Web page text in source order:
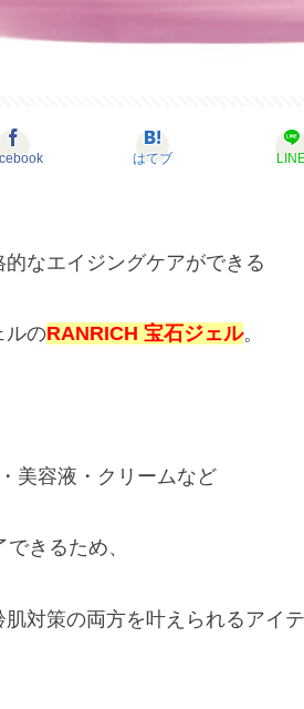
はてブ
なエイジングケアができる
ルのRANRICH 宝石ジェル。
美容液・クリームなど
きるため、
対策の両方を叶えられるアイ